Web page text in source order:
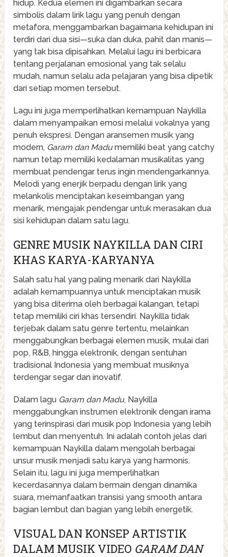
hidup. Kedua elemen ini digambarkan secara
simbolis dalam lirik lagu yang penuh dengan
metafora, menggambarkan bagaimana kehidupan ini
terdiri dari dua sisi—suka dan duka, pahit dan manis—
yang tak bisa dipisahkan. Melalui lagu ini berbicara
tentang perjalanan emosional yang tak selalu
mudah, namun selalu ada pelajaran yang bisa dipetik
dari setiap momen tersebut.
Lagu ini juga memperlihatkan kemampuan Naykilla
dalam menyampaikan emosi melalui vokalnya yang
penuh ekspresi. Dengan aransemen musik yang
modern, Garam dan Madumemiliki beat yang catchy
namun tetap memiliki kedalaman musikalitas yang
membuat pendengar terus ingin mendengarkannya.
Melodi yang enerjik berpadu dengan lirik yang
melankolis menciptakan keseimbangan yang
menarik, mengajak pendengar untuk merasakan dua
sisi kehidupan dalam satu lagu.
GENRE MUSIK NAYKILLA DAN CIRI
KHAS KARYA-KARYANYA
Salah satu hal yang paling menarik dari Naykilla
adalah kemampuannya untuk menciptakan musik
yang bisa diterima oleh berbagai kalangan, tetapi
tetap memiliki ciri khas tersendiri. Naykilla tidak
terjebak dalam satu genre tertentu, melainkan
menggabungkan berbagai elemen musik, mulai dari
pop, R&B, hingga elektronik, dengan sentuhan
tradisional Indonesia yang membuat musiknya
terdengar segar dan inovatif.
Dalam lagu Garam dan Madu, Naykilla
menggabungkan instrumen elektronik dengan irama
yang terinspirasi dari musik pop Indonesia yang lebih
lembut dan menyentuh. Ini adalah contoh jelas dari
kemampuan Naykilla dalam mengolah berbagai
unsur musik menjadi satu karya yang harmonis.
Selain itu, lagu ini juga memperlihatkan
kecerdasannya dalam bermain dengan dinamika
suara, memanfaatkan transisi yang smooth antara
bagian lembut dan bagian yang lebih energetik.
VISUAL DAN KONSEP ARTISTIK
DALAM MUSIK VIDEO GARAM DAN